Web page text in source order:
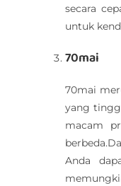
secara
untuk
70mai
70mai
yang
macam
Anda